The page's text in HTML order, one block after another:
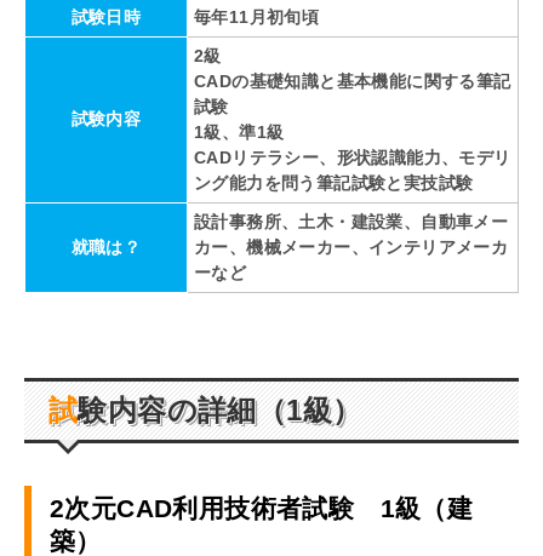
試験日時
毎年11月初旬頃
試験内容
2級
CADの基礎知識と基本機能に関する筆記
試験
1級、準1級
CADリテラシー、形状認識能力、モデリ
ング能力を問う筆記試験と実技試験
就職は？
設計事務所、土木・建設業、自動車メー
カー、機械メーカー、インテリアメーカ
ーなど
試験内容の詳細（1級）
2次元CAD利用技術者試験 1級（建
築）